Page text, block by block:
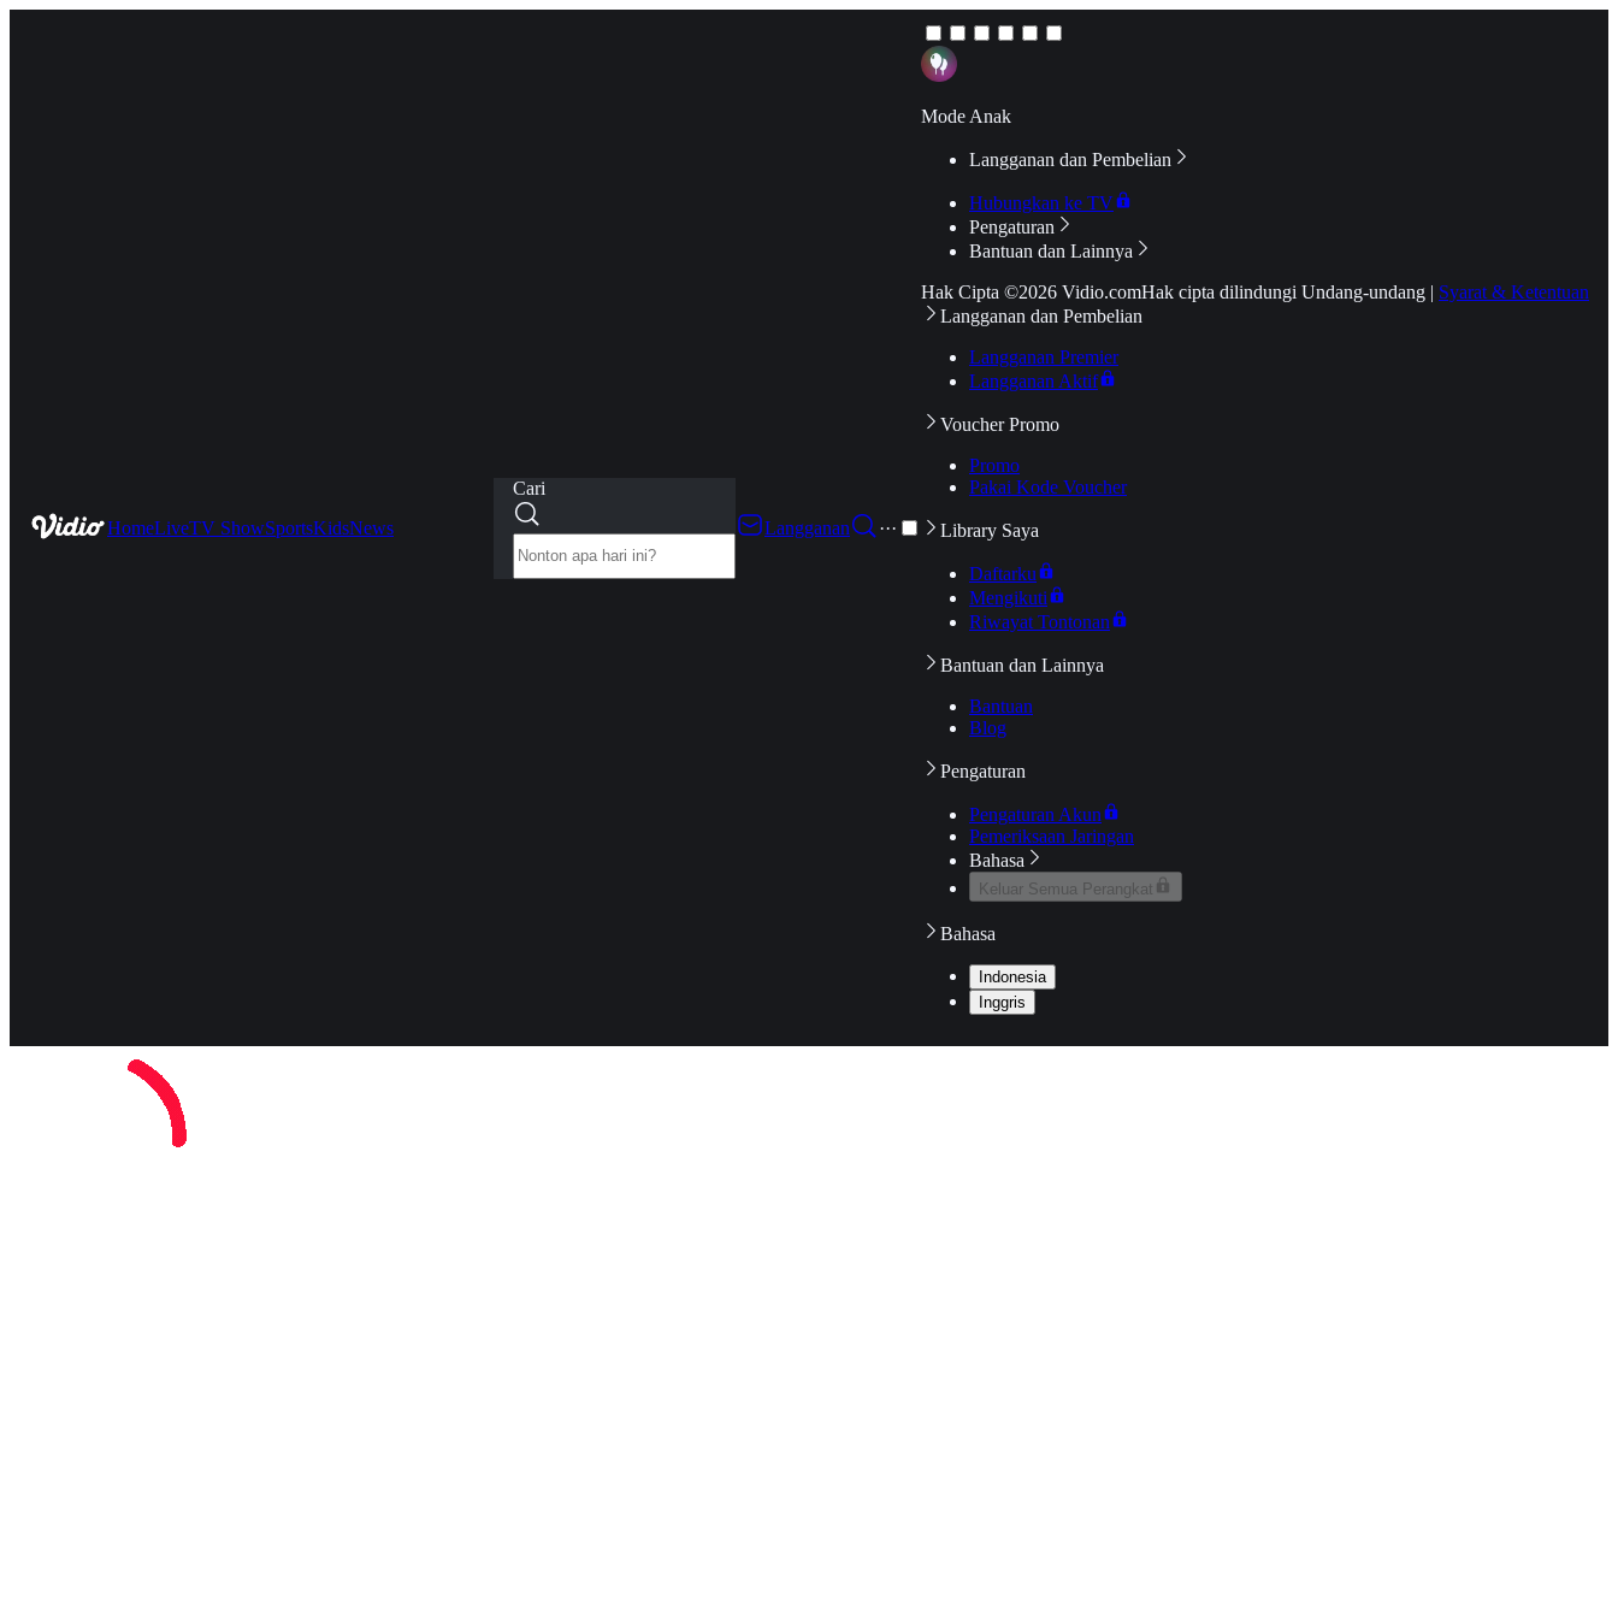
HomeLiveTV ShowSportsKidsNews
Cari
Langganan
···
Mode Anak
Langganan dan Pembelian
Hubungkan ke TV
Pengaturan
Bantuan dan Lainnya
Hak Cipta ©2026 Vidio.comHak cipta dilindungi Undang-undang | Syarat & Ketentuan
Langganan dan Pembelian
Langganan Premier
Langganan Aktif
Voucher Promo
Promo
Pakai Kode Voucher
Library Saya
Daftarku
Mengikuti
Riwayat Tontonan
Bantuan dan Lainnya
Bantuan
Blog
Pengaturan
Pengaturan Akun
Pemeriksaan Jaringan
Bahasa
Keluar Semua Perangkat
Bahasa
Indonesia
Inggris